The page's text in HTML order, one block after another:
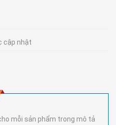
cập nhật
mỗi sản phẩm trong mô tả